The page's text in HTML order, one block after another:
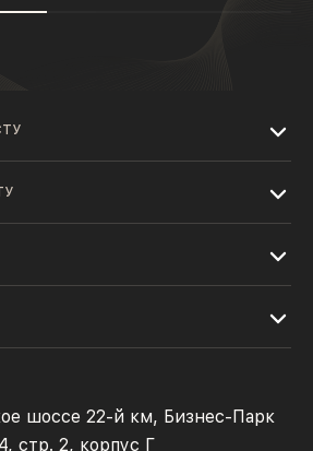
шоссе 22-й км, Бизнес-Парк
стр. 2, корпус Г